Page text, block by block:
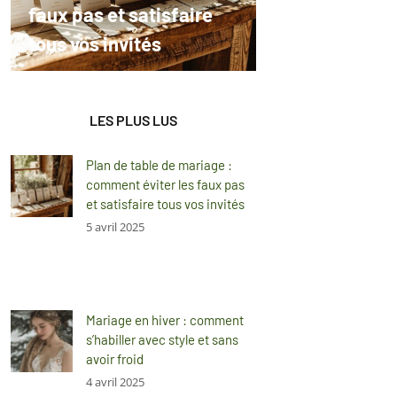
faux pas et satisfaire
tous vos invités
LES PLUS LUS
Plan de table de mariage :
comment éviter les faux pas
et satisfaire tous vos invités
5 avril 2025
Mariage en hiver : comment
s’habiller avec style et sans
avoir froid
4 avril 2025